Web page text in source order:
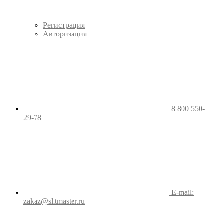
Регистрация
Авторизация
8 800 550-
29-78
E-mail:
zakaz@slitmaster.ru